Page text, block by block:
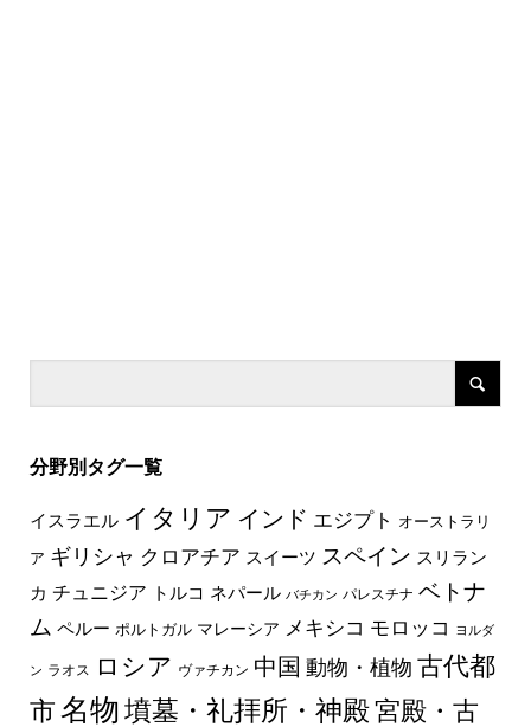
分野別タグ一覧
イスラエル イタリア インド エジプト オーストラリ
ア ギリシャ クロアチア スイーツ スペイン スリラン
カ チュニジア トルコ ネパール バチカン パレスチナ ベトナ
ム ペルー ポルトガル マレーシア メキシコ モロッコ ヨルダ
ン ラオス ロシア ヴァチカン 中国 動物・植物 古代都
市 名物 墳墓・礼拝所・神殿宮殿・古